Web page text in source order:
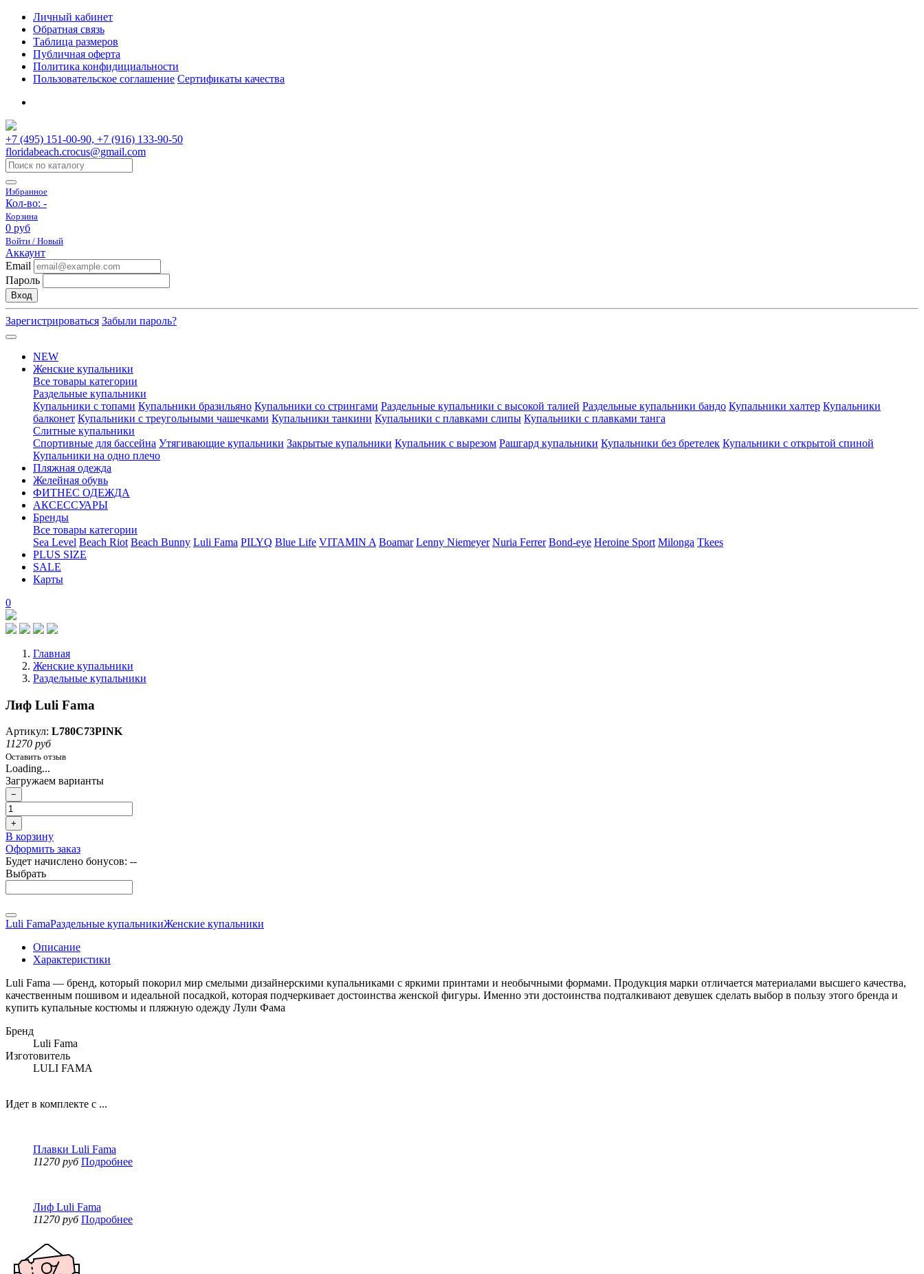
Личный кабинет
Обратная связь
Таблица размеров
Публичная оферта
Политика конфидициальности
Пользовательское соглашение Сертификаты качества
+7 (495) 151-00-90, +7 (916) 133-90-50
floridabeach.crocus@gmail.com
Избранное
Кол-во: -
Корзина
0 руб
Войти / Новый
Аккаунт
Email
Пароль
Вход
Зарегистрироваться Забыли пароль?
NEW
Женские купальники
Все товары категории
Раздельные купальники
Купальники с топами Купальники бразильяно Купальники со стрингами Раздельные купальники с высокой талией Раздельные купальники бандо Купальники халтер Купальники
балконет Купальники с треугольными чашечками Купальники танкини Купальники с плавками слипы Купальники с плавками танга
Слитные купальники
Спортивные для бассейна Утягивающие купальники Закрытые купальники Купальник с вырезом Рашгард купальники Купальники без бретелек Купальники с открытой спиной
Купальники на одно плечо
Пляжная одежда
Желейная обувь
ФИТНЕС ОДЕЖДА
АКСЕССУАРЫ
Бренды
Все товары категории
Sea Level Beach Riot Beach Bunny Luli Fama PILYQ Blue Life VITAMIN A Boamar Lenny Niemeyer Nuria Ferrer Bond-eye Heroine Sport Milonga Tkees
PLUS SIZE
SALE
Карты
0
Главная
Женские купальники
Раздельные купальники
Лиф Luli Fama
Артикул: L780C73PINK
11270 руб
Оставить отзыв
Loading...
Загружаем варианты
−
+
В корзину
Оформить заказ
Будет начислено бонусов: --
Выбрать
Luli FamaРаздельные купальникиЖенские купальники
Описание
Характеристики
Luli Fama — бренд, который покорил мир смелыми дизайнерскими купальниками с яркими принтами и необычными формами. Продукция марки отличается материалами высшего качества,
качественным пошивом и идеальной посадкой, которая подчеркивает достоинства женской фигуры. Именно эти достоинства подталкивают девушек сделать выбор в пользу этого бренда и
купить купальные костюмы и пляжную одежду Лули Фама
Бренд
Luli Fama
Изготовитель
LULI FAMA
Идет в комплекте с ...
Плавки Luli Fama
11270 руб Подробнее
Лиф Luli Fama
11270 руб Подробнее